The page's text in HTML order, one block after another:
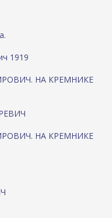
1919
НА КРЕМНИКЕ
НА КРЕМНИКЕ